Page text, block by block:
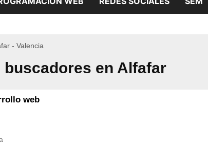
- Valencia
en Alfafar
web